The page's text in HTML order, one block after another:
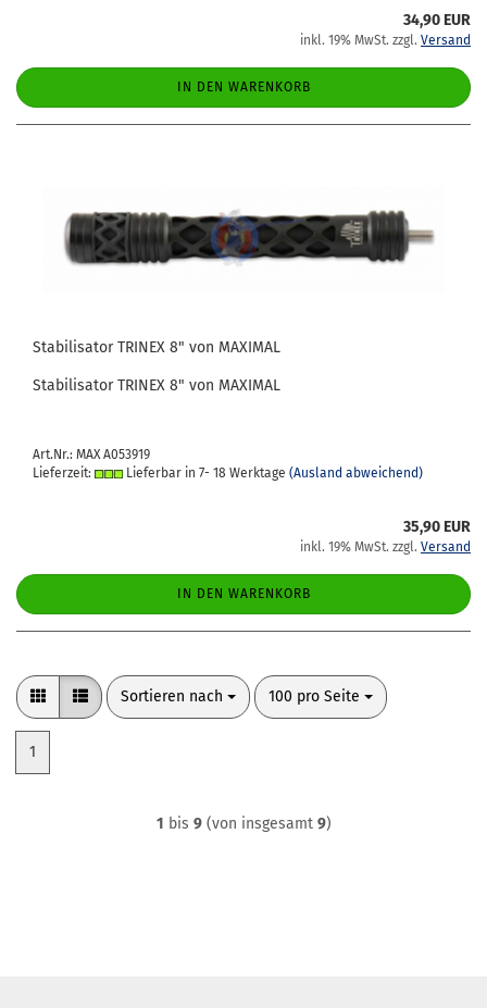
34,90 EUR
inkl. 19% MwSt. zzgl. Versand
IN DEN WARENKORB
Sta­bi­li­sa­tor TRI­NEX 8" von MA­XI­MAL
Sta­bi­li­sa­tor TRI­NEX 8" von MA­XI­MAL
Art.Nr.: MAX A053919
Lieferzeit:
Lieferbar in 7- 18 Werktage (Ausland abweichend)
35,90 EUR
inkl. 19% MwSt. zzgl. Versand
IN DEN WARENKORB
Sortieren nach
Sortieren nach 100 pro Seite
pro Seite
1
1 bis 9(von insgesamt 9)